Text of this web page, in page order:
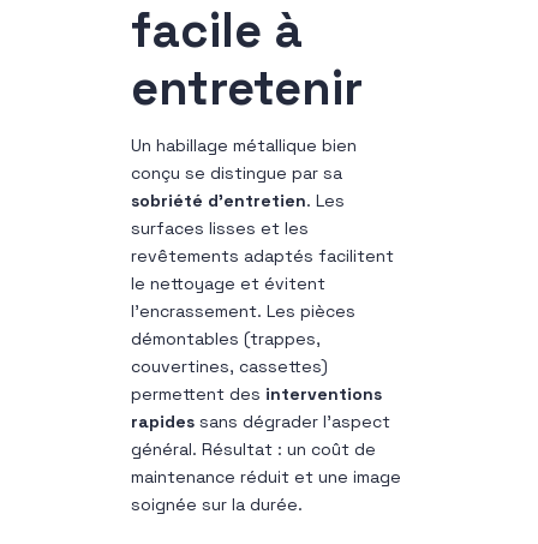
facile à
entretenir
Un habillage métallique bien
conçu se distingue par sa
sobriété d’entretien. Les
surfaces lisses et les
revêtements adaptés facilitent
le nettoyage et évitent
l’encrassement. Les pièces
démontables (trappes,
couvertines, cassettes)
permettent des interventions
rapides sans dégrader l’aspect
général. Résultat : un coût de
maintenance réduit et une image
soignée sur la durée.